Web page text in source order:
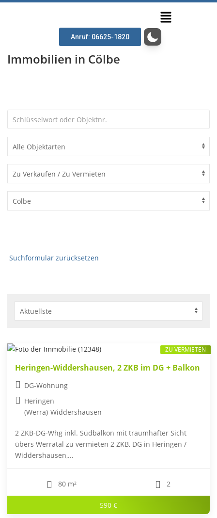
Anruf: 06625-1820
Immobilien in Cölbe
Suchformular zurücksetzen
Heringen-Widdershausen, 2 ZKB im DG + Balkon
DG-Wohnung
Heringen
(Werra)-Widdershausen
2 ZKB-DG-Whg inkl. Südbalkon mit traumhafter Sicht
übers Werratal zu vermieten 2 ZKB, DG in Heringen /
Widdershausen,...
80 m² 2
590 €
ZU VERMIETEN